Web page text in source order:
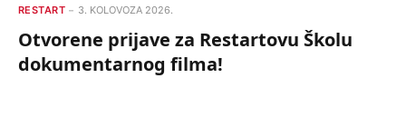
RESTART 3. KOLOVOZA 2026.
Otvorene prijave za Restartovu Školu
dokumentarnog filma!